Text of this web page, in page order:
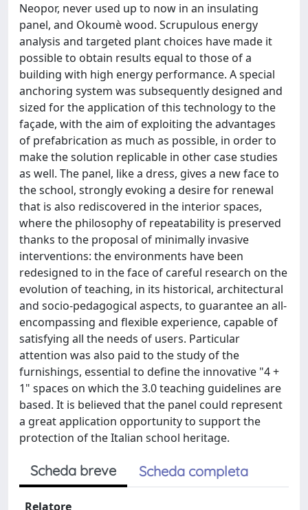
Neopor, never used up to now in an insulating
panel, and Okoumè wood. Scrupulous energy
analysis and targeted plant choices have made it
possible to obtain results equal to those of a
building with high energy performance. A special
anchoring system was subsequently designed and
sized for the application of this technology to the
façade, with the aim of exploiting the advantages
of prefabrication as much as possible, in order to
make the solution replicable in other case studies
as well. The panel, like a dress, gives a new face to
the school, strongly evoking a desire for renewal
that is also rediscovered in the interior spaces,
where the philosophy of repeatability is preserved
thanks to the proposal of minimally invasive
interventions: the environments have been
redesigned to in the face of careful research on the
evolution of teaching, in its historical, architectural
and socio-pedagogical aspects, to guarantee an all-
encompassing and flexible experience, capable of
satisfying all the needs of users. Particular
attention was also paid to the study of the
furnishings, essential to define the innovative "4 +
1" spaces on which the 3.0 teaching guidelines are
based. It is believed that the panel could represent
a great application opportunity to support the
protection of the Italian school heritage.
Scheda breve Scheda completa
Relatore